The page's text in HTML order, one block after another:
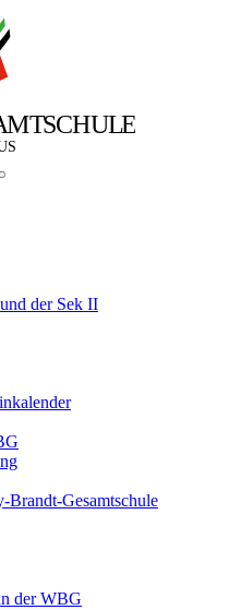
MTSCHULE
S
der Sek II
Brandt-Gesamtschule
der WBG